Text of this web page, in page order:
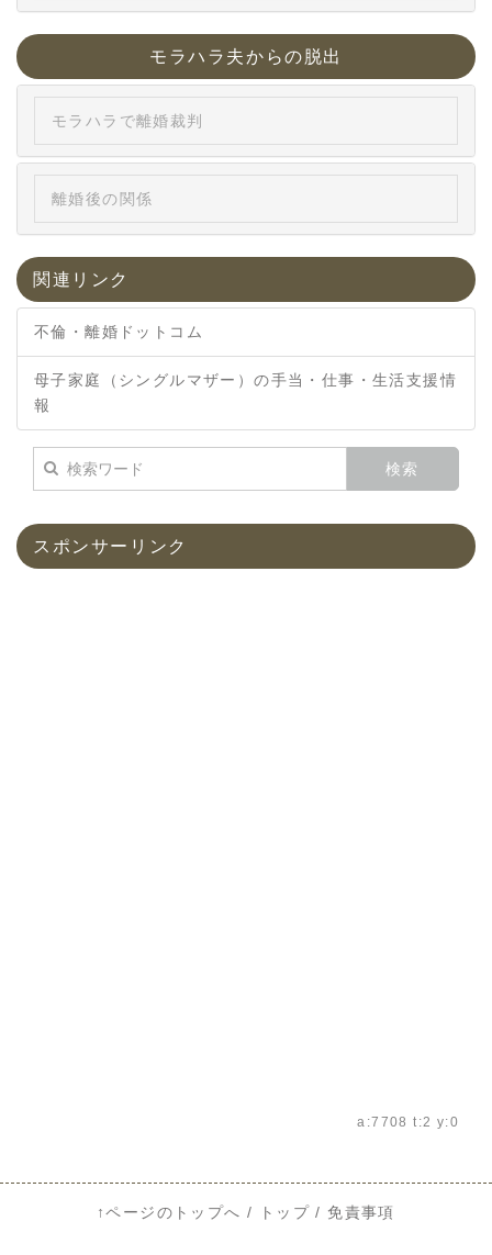
モラハラ夫からの脱出
モラハラで離婚裁判
離婚後の関係
関連リンク
不倫・離婚ドットコム
母子家庭（シングルマザー）の手当・仕事・生活支援情
報
スポンサーリンク
a:7708 t:2 y:0
↑ページのトップへ / トップ / 免責事項